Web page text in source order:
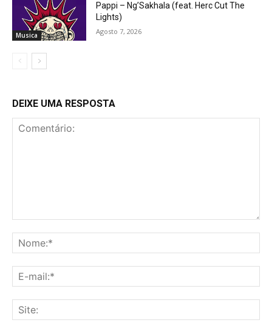
Musica
Pappi – Ng’Sakhala (feat. Herc Cut The
Lights)
Agosto 7, 2026
DEIXE UMA RESPOSTA